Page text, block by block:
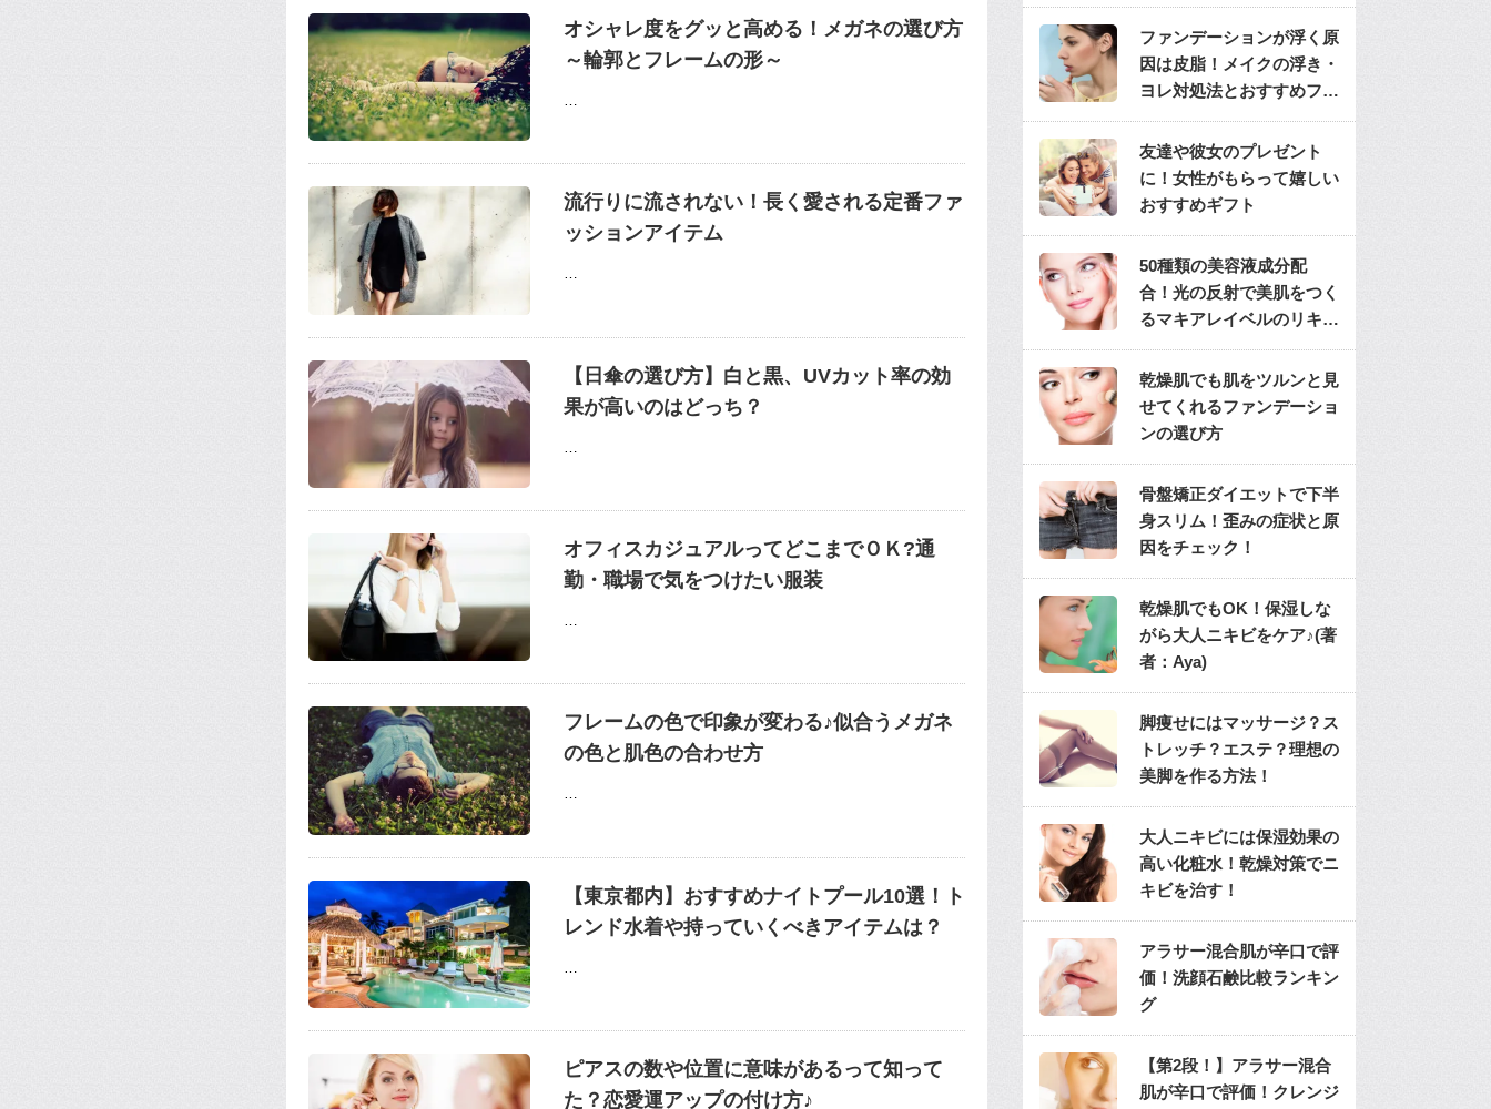
オシャレ度をグッと高める！メガネの選び方
～輪郭とフレームの形～
流行りに流されない！長く愛される定番ファ
ッションアイテム
…
【日傘の選び方】白と黒、UVカット率の効
果が高いのはどっち？
オフィスカジュアルってどこまでＯＫ?通
勤・職場で気をつけたい服装
フレームの色で印象が変わる♪似合うメガネ
の色と肌色の合わせ方
…
【東京都内】おすすめナイトプール10選！ト
レンド水着や持っていくべきアイテムは？
ピアスの数や位置に意味があるって知って
た？恋愛運アップの付け方♪
ファンデーションが浮く原
因は皮脂！メイクの浮き・
ヨレ対処法とおすすめファ
ンデ
友達や彼女のプレゼント
に！女性がもらって嬉しい
おすすめギフト
50種類の美容液成分配
合！光の反射で美肌をつく
るマキアレイベルのリキッ
ドファンデ
乾燥肌でも肌をツルンと見
せてくれるファンデーショ
ンの選び方
骨盤矯正ダイエットで下半
身スリム！歪みの症状と原
因をチェック！
乾燥肌でもOK！保湿しな
がら大人ニキビをケア♪(著
者：Aya)
脚痩せにはマッサージ？ス
トレッチ？エステ？理想の
美脚を作る方法！
大人ニキビには保湿効果の
高い化粧水！乾燥対策でニ
キビを治す！
アラサー混合肌が辛口で評
価！洗顔石鹸比較ランキン
グ
【第2段！】アラサー混合
肌が辛口で評価！クレンジ